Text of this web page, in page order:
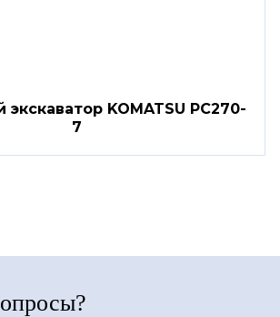
экскаватор KOMATSU PC270-
7